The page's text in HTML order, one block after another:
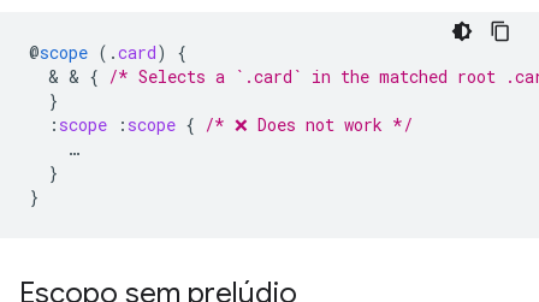
@scope ( .card)
{
  & &
{ /* Selects a `.card` in the matched root
}
: scope : scope { /* ❌ Does not work */
…
}
}
Escopo sem prelúdio